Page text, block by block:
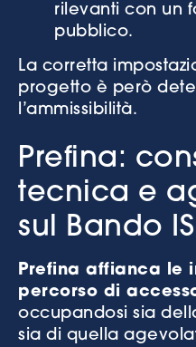
rilevanti con un
pubblico.
La corretta
progetto è però
l’ammissibilità.
Prefina:
tecnica e
sul Bando
Prefina affianca le
percorso di
occupandosi sia
sia di quella